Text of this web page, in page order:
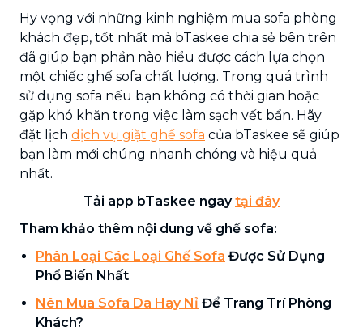
Hy vọng với những kinh nghiệm mua sofa phòng
khách đẹp, tốt nhất mà bTaskee chia sẻ bên trên
đã giúp bạn phần nào hiểu được cách lựa chọn
một chiếc ghế sofa chất lượng. Trong quá trình
sử dụng sofa nếu bạn không có thời gian hoặc
gặp khó khăn trong việc làm sạch vết bẩn. Hãy
đặt lịch dịch vụ giặt ghế sofa của bTaskee sẽ giúp
bạn làm mới chúng nhanh chóng và hiệu quả
nhất.
Tải app bTaskee ngaytại đây
Tham khảo thêm nội dung về ghế sofa:
Phân Loại Các Loại Ghế Sofa Được Sử Dụng
Phổ Biến Nhất
Nên Mua Sofa Da Hay Nỉ Để Trang Trí Phòng
Khách?